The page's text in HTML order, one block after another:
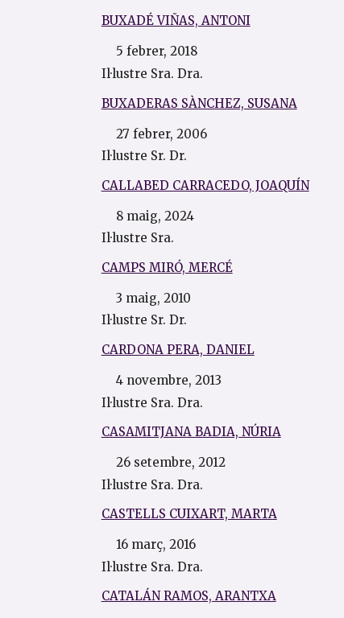
BUXADÉ VIÑAS, ANTONI
5 febrer, 2018
Il·lustre Sra. Dra.
BUXADERAS SÀNCHEZ, SUSANA
27 febrer, 2006
Il·lustre Sr. Dr.
CALLABED CARRACEDO, JOAQUÍN
8 maig, 2024
Il·lustre Sra.
CAMPS MIRÓ, MERCÉ
3 maig, 2010
Il·lustre Sr. Dr.
CARDONA PERA, DANIEL
4 novembre, 2013
Il·lustre Sra. Dra.
CASAMITJANA BADIA, NÚRIA
26 setembre, 2012
Il·lustre Sra. Dra.
CASTELLS CUIXART, MARTA
16 març, 2016
Il·lustre Sra. Dra.
CATALÁN RAMOS, ARANTXA